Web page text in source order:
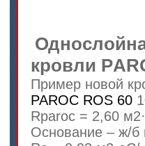
кровли
Пример новой
PAROC ROS 60
Rparoc = 2,60
Основание – ж/б